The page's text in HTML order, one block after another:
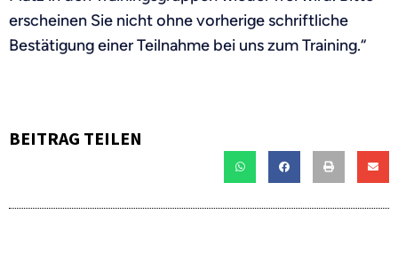
erscheinen Sie nicht ohne vorherige schriftliche
Bestätigung einer Teilnahme bei uns zum Training.“
BEITRAG TEILEN